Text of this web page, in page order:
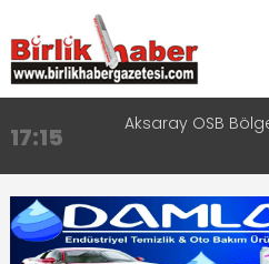
17:15
Aksaray OSB
16:00
Aksaray Esnaf
8:23